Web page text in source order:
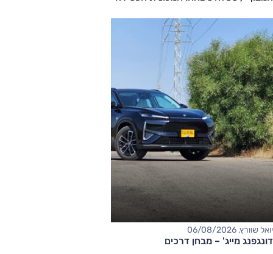
יואל שוורץ, 06/08/2026
דונגפנג מייג' – מבחן דרכים